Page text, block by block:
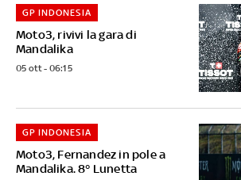
Moto3, rivivi la gara di
Mandalika
GP INDONESIA
05 ott - 06:15
Moto3, Fernandez in pole a
Mandalika. 8° Lunetta
GP INDONESIA